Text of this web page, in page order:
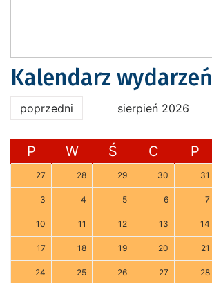
Kalendarz wydarzeń
poprzedni sierpień 2026
P W Ś C P
27 28 29 30 31
3 4 5 6 7
10 11 12 13 14
17 18 19 20 21
24 25 26 27 28